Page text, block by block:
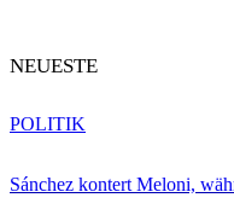
NEUESTE
Sánchez kontert Meloni,
POLITIK